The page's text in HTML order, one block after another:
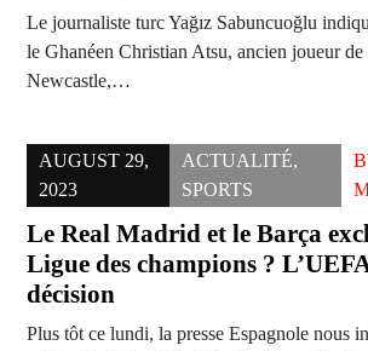
Le journaliste turc Yağız Sabuncuoğlu
le Ghanéen Christian Atsu, ancien joueur de
Newcastle,…
AUGUST 29,
2023
ACTUALITÉ,
SPORTS
Le Real Madrid et le Barça
Ligue des champions ?
décision
Plus tôt ce lundi, la presse Espagnole nous